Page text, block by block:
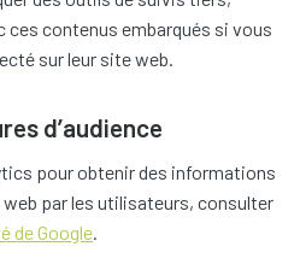
contenus embarqués si vous
sur leur site web.
d’audience
pour obtenir des informations
par les utilisateurs, consulter
de Google